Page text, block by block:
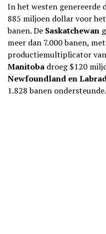
In het westen genereerde
885 miljoen dollar voor
banen. De Saskatchewan
meer dan 7.000 banen,
productiemultiplicator
Manitoba droeg $120
Newfoundland en
1.828 banen ondersteunde.